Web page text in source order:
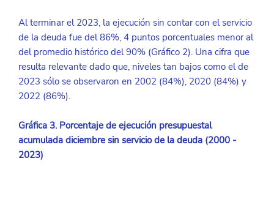
Al terminar el 2023, la ejecución sin contar con el servicio
de la deuda fue del 86%, 4 puntos porcentuales menor al
del promedio histórico del 90% (Gráfico 2). Una cifra que
resulta relevante dado que, niveles tan bajos como el de
2023 sólo se observaron en 2002 (84%), 2020 (84%) y
2022 (86%).
Gráfica 3. Porcentaje de ejecución presupuestal
acumulada diciembre sin servicio de la deuda (2000 -
2023)